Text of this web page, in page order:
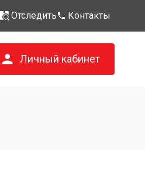
Отследить Контакты
Личный кабинет